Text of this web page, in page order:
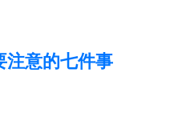
注意的七件事